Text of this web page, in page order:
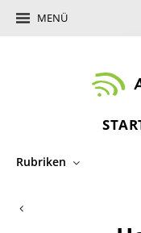
MENÜ
Rubriken